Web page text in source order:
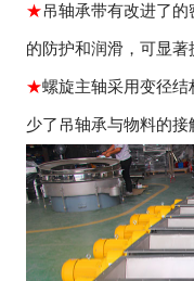
★吊轴承带有改进了
的防护和润滑，可显著
★螺旋主轴采用变径
少了吊轴承与物料的接